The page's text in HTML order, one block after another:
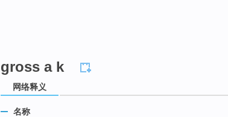
gross a k
网络释义
名称